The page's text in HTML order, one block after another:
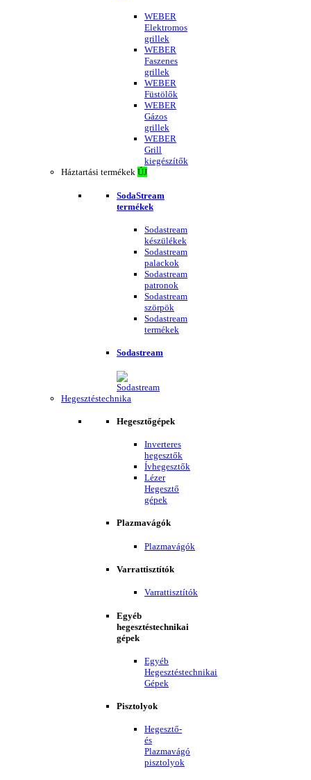
WEBER
Elektromos
grillek
WEBER
Faszenes
grillek
WEBER
Füstölők
WEBER
Gázos
grillek
WEBER
Grill
kiegészítők
Háztartási termékek ÚJ
SodaStream
termékek
Sodastream
készülékek
Sodastream
palackok
Sodastream
patronok
Sodastream
szörpök
Sodastream
termékek
Sodastream
Hegesztéstechnika
Hegesztőgépek
Inverteres
hegesztők
Ívhegesztők
Lézer
Hegesztő
gépek
Plazmavágók
Plazmavágók
Varrattisztítók
Varrattisztítók
Egyéb
hegesztéstechnikai
gépek
Egyéb
Hegesztéstechnikai
Gépek
Pisztolyok
Hegesztő-
és
Plazmavágó
pisztolyok